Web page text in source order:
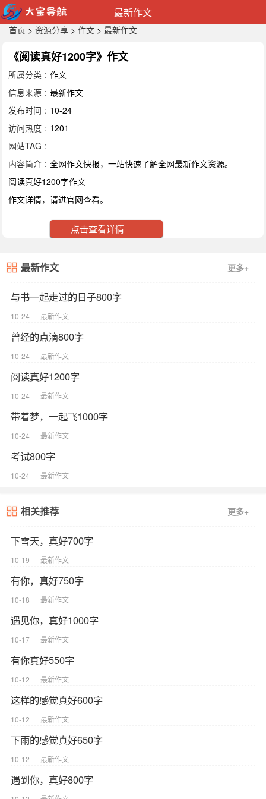
最新作文
首页 > 资源分享 > 作文 > 最新作文
《阅读真好1200字》作文
所属分类 : 作文
信息来源 : 最新作文
发布时间 : 10-24
访问热度 : 1201
网站TAG :
内容简介 : 全网作文快报，一站快速了解全网最新作文资源。
阅读真好1200字作文
作文详情，请进官网查看。
点击查看详情
最新作文 更多+
与书一起走过的日子800字
10-24 最新作文
曾经的点滴800字
10-24 最新作文
阅读真好1200字
10-24 最新作文
带着梦，一起飞1000字
10-24 最新作文
考试800字
10-24 最新作文
相关推荐 更多+
下雪天，真好700字
10-19 最新作文
有你，真好750字
10-18 最新作文
遇见你，真好1000字
10-17 最新作文
有你真好550字
10-12 最新作文
这样的感觉真好600字
10-12 最新作文
下雨的感觉真好650字
10-12 最新作文
遇到你，真好800字